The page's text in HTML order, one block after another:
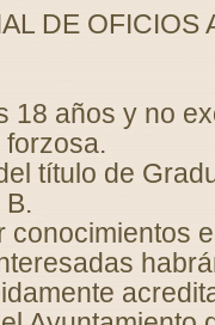
DE OFICIOS
18 años y no
título de
conocimientos